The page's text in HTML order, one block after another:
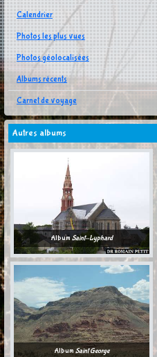
Calendrier
Photos les plus vues
Photos géolocalisées
Albums récents
Carnet de voyage
Autres albums
AlbumSaint-Lyphard
Album Saint George